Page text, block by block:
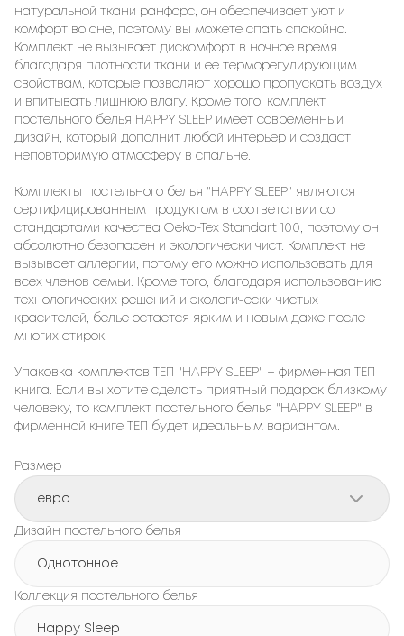
натуральной ткани ранфорс, он обеспечивает уют и
комфорт во сне, поэтому вы можете спать спокойно.
Комплект не вызывает дискомфорт в ночное время
благодаря плотности ткани и ее терморегулирующим
свойствам, которые позволяют хорошо пропускать воздух
и впитывать лишнюю влагу. Кроме того, комплект
постельного белья HAPPY SLEEP имеет современный
дизайн, который дополнит любой интерьер и создаст
неповторимую атмосферу в спальне.
Комплекты постельного белья "HAPPY SLEEP" являются
сертифицированным продуктом в соответствии со
стандартами качества Oeko-Tex Standart 100, поэтому он
абсолютно безопасен и экологически чист. Комплект не
вызывает аллергии, потому его можно использовать для
всех членов семьи. Кроме того, благодаря использованию
технологических решений и экологически чистых
красителей, белье остается ярким и новым даже после
многих стирок.
Упаковка комплектов ТЕП "HAPPY SLEEP" – фирменная ТЕП
книга. Если вы хотите сделать приятный подарок близкому
человеку, то комплект постельного белья "HAPPY SLEEP" в
фирменной книге ТЕП будет идеальным вариантом.
Размер
евро
Дизайн постельного белья
Однотонное
Коллекция постельного белья
Happy Sleep